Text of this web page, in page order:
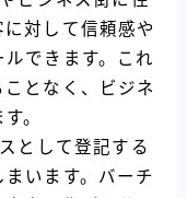
対して信頼感や
できます。これ
となく、ビジネ
。
として登記する
います。バーチ